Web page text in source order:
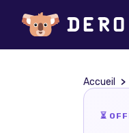
Accueil
⏳